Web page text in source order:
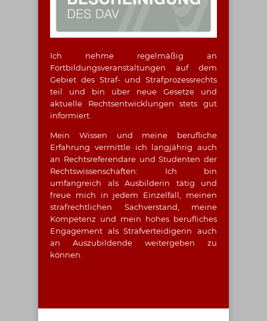
Ich nehme regelmäßig an
Fortbildungsveranstaltungen auf dem
Gebiet des Straf- und Strafprozessrechts
teil und bin über neue Gesetze und
aktuelle Rechtsentwicklungen stets gut
informiert.
Mein Wissen und meine berufliche
Erfahrung vermittle ich langjährig auch
an Rechtsreferendare und Studenten der
Rechtswissenschaften: Ich bin
umfangreich als Ausbilderin tätig und
freue mich in jedem Einzelfall, meinen
strafrechtlichen Sachverstand, meine
Kompetenz und mein hohes berufliches
Engagement als Strafverteidigerin auch
an Auszubildende weitergeben zu
können.